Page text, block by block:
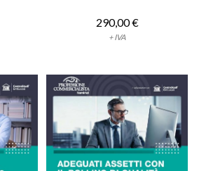
290,00 €
+ IVA